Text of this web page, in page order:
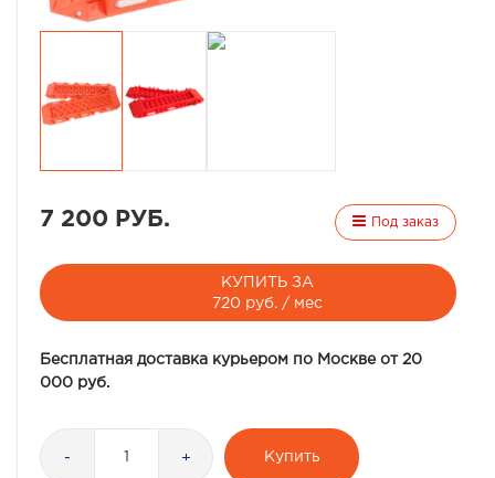
7 200 РУБ. Под заказ
КУПИТЬ ЗА
720 руб. / мес
Бесплатная доставка курьером по Москве от 20
000 руб.
- + Купить